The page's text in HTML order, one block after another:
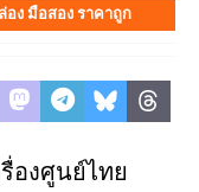
อง มือสอง ราคาถูก
องศูนย์ไทย